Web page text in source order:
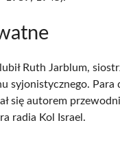
Ruth Jarblum,
syjonistycznego. Para
się autorem
radia Kol Israel.